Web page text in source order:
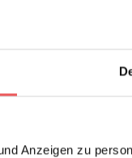
Anzeigen zu